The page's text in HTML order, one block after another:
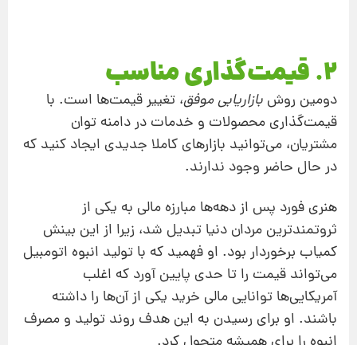
2. قیمت‌گذاری مناسب
دومین روش بازاریابی موفق، تغییر قیمت‌ها است. با
قیمت‌گذاری محصولات و خدمات در دامنه توان
مشتریان، می‌توانید بازارهای کاملا جدیدی ایجاد کنید که
در حال حاضر وجود ندارند.
هنری فورد پس از دهه‌ها مبارزه مالی به یکی از
ثروتمندترین مردان دنیا تبدیل شد، زیرا از این بینش
کمیاب برخوردار بود. او فهمید که با تولید انبوه اتومبیل
می‌تواند قیمت را تا حدی پایین آورد که اغلب
آمریکایی‌ها توانایی مالی خرید یکی از آن‌ها را داشته
باشند. او برای رسیدن به این هدف روند تولید و مصرف